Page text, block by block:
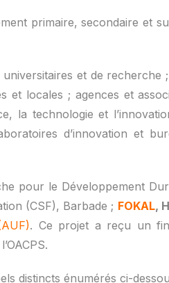
primaire, secondaire et
et de recherche
et locales ; agences et
la technologie et
d’innovation et
pour le Développement
(CSF), Barbade ; FOKAL,
. Ce projet a reçu un
distincts énumérés ci-